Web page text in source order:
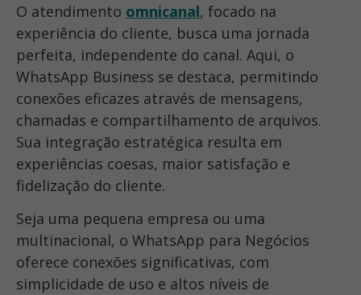
O atendimento omnicanal, focado na
experiência do cliente, busca uma jornada
perfeita, independente do canal. Aqui, o
WhatsApp Business se destaca, permitindo
conexões eficazes através de mensagens,
chamadas e compartilhamento de arquivos.
Sua integração estratégica resulta em
experiências coesas, maior satisfação e
fidelização do cliente.
Seja uma pequena empresa ou uma
multinacional, o WhatsApp para Negócios
oferece conexões significativas, com
simplicidade de uso e altos níveis de